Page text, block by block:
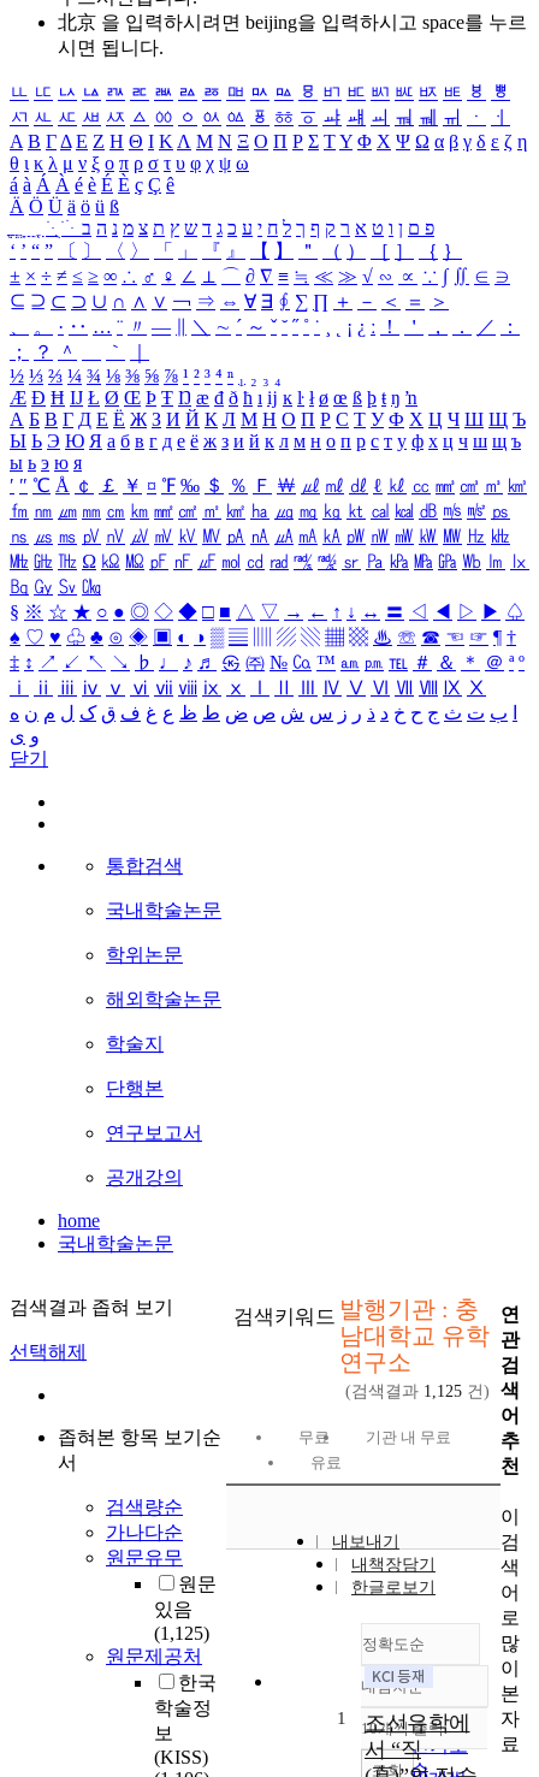
北京 을 입력하시려면 beijing을 입력하시고 space를 누르
시면 됩니다.
ㅥ ㅦ ㅧ ㅨ ㅩ ㅪ ㅫ ㅬ ㅭ ㅮ ㅯ ㅰ ㅱ ㅲ ㅳ ㅴ ㅵ ㅶ ㅷ ㅸ
ㅹ
ㅺ ㅻ ㅼ ㅽ ㅾ ㅿ ㆀ ㆁ ㆂ ㆃ ㆄ ㆅ ㆆ ㆇ ㆈ ㆉ ㆊ ㆋ ㆌ ㆍ
ㆎ
Α Β ΓΔ Ε Ζ Η Θ Ι ΚΛ Μ Ν Ξ Ο Π Ρ Σ ΤΥ Φ Χ Ψ Ω α β γ δ ε ζ η
θ ι κ λ μ ν ξ ο π ρ σ τ υ φ χ ψ ω
á à Á À é è É È ç Ç ê
Ä Ö Ü ä ö ü ß
ִֶֹ ֻּ ׁׂ פ ם ן ו ט א ר ק ף ך ל ח י ע כ ג ד ש ץ ת צ מ נ ה ב
‘ ’ “ ” 〔 〕 〈 〉 「 」 『 』 【 】 ＂ （ ） ［ ］ ｛ ｝
± × ÷ ≠ ≤ ≥ ∞ ∴ ♂ ♀ ∠ ⊥ ⌒ ∂ ∇ ≡ ≒ ≪ ≫ √ ∽ ∝ ∵ ∫ ∬ ∈ ∋
⊆ ⊇ ⊂ ⊃ ∪ ∩ ∧ ∨ ￢ ⇒ ⇔ ∀ ∃ ∮ ∑ ∏ ＋ － ＜ ＝
＞
、
。 · ‥ … ¨ 〃 ― ＼ ∼ ´ ～ ˇ ˘ ˝ ˚ ˙ ¸ ¡ ¿ ː ！ ＇ ， ． ／
：
；
？ ＾ ｀
½ ⅓ ⅔ ¼ ¾ ⅛ ⅜ ⅝ ⅞ ¹ ² ³ ⁴ ⁿ ₁ ₂ ₃ ₄
Æ Ð Ħ Ĳ Ł Ø Œ Þ Ŧ Ŋ æ đ ð ħ ı ĳ ĸ ŀ ł ø œ ß þ ŧ ŋ ŉ
А Б В Г Д Е Ё Ж З И Й К Л М Н О П Р С Т У Ф Х Ц Ч Ш Щ Ъ
Ы Ь Э Ю Я а б в г д е ё ж з и й к л м н о п р с т у ф х ц ч ш щ ъ
ы ь э ю я
′ ″ ℃ Å ￠ ￡ ￥ ¤ ℉ ‰ ＄ ％ Ｆ ￦ ㎕ ㎖ ㎗ ℓ ㎘ ㏄ ㎣ ㎤ ㎥ ㎦
㎙ ㎚ ㎛ ㎜ ㎝ ㎞ ㎟ ㎠ ㎡ ㎢ ㏊ ㎍ ㎎ ㎏ ㏏ ㎈ ㎉ ㏈ ㎧ ㎨ ㎰
㎱ ㎲ ㎳ ㎴ ㎵ ㎶ ㎷ ㎸ ㎹ ㎀ ㎁ ㎂ ㎃ ㎄ ㎺ ㎻ ㎽ ㎾ ㎿ ㎐ ㎑
㎒ ㎓ ㎔ Ω ㏀ ㏁ ㎊ ㎋ ㎌ ㏖ ㏅ ㎭ ㎮ ㎯ ㏛ ㎩ ㎪ ㎫ ㎬ ㏝ ㏐
㏓
㏃ ㏉ ㏜ ㏆
§ ※ ☆ ★ ○ ● ◎ ◇ ◆ □ ■ △ ▽ → ← ↑ ↓ ↔ 〓 ◁ ◀ ▷ ▶ ♤
♠ ♡ ♥ ♧ ♣ ⊙ ◈ ▣ ◐ ◑ ▒ ▤ ▨ ▧ ▦ ▩ ♨ ☏ ☎ ☜ ☞ ¶ †
‡ ↕ ↗ ↙ ↖ ↘ ♭ ♩ ♪ ♬ ㉿ ㈜ № ㏇ ™ ㏂ ㏘ ℡ ＃ ＆ ＊ ＠ ª º
ⅰ
ⅱ ⅲ ⅳ ⅴ ⅵ ⅶ ⅷ ⅸ ⅹ Ⅳ Ⅴ Ⅵ Ⅶ Ⅷ Ⅸ Ⅹ
ب ت ث ج ح خ د ذ ر ز س ش ص ض ط ظ ع غ ف ق ک ل م ن ه
و ی
닫기
통합검색
국내학술논문
학위논문
해외학술논문
학술지
단행본
연구보고서
공개강의
home
국내학술논문
검색결과 좁혀 보기
선택해제
좁혀본 항목 보기순
서
검색량순
가나다순
원문유무
원문
있음
(1,125)
원문제공처
한국
학술정
보
(KISS)
검색키워드 발행기관 : 충
남대학교 유학
연구소
(검색결과 1,125 건)
무료
기관 내 무료
유료
내보내기
내책장담기
한글로보기
정확도순
정확도
순
인기도
순
내림차순
내림차순
10개씩 출력
조회
1
조선유학에
서 “직
연
관
검
색
어
추
천
이
검
색
어
로
많
이
본
자
료